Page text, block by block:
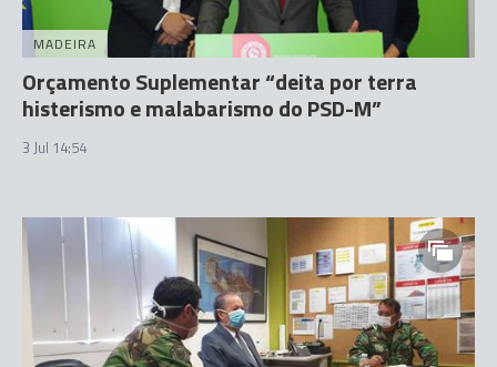
MADEIRA
Orçamento Suplementar “deita por terra
histerismo e malabarismo do PSD-M”
3 Jul 14:54